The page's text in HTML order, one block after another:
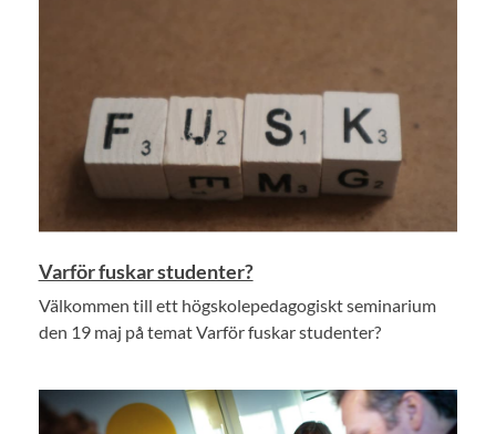
Varför fuskar studenter?
Välkommen till ett högskolepedagogiskt seminarium
den 19 maj på temat Varför fuskar studenter?